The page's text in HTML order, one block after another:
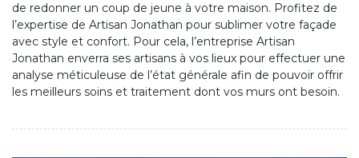
de redonner un coup de jeune à votre maison. Profitez de
l’expertise de Artisan Jonathan pour sublimer votre façade
avec style et confort. Pour cela, l’entreprise Artisan
Jonathan enverra ses artisans à vos lieux pour effectuer une
analyse méticuleuse de l’état générale afin de pouvoir offrir
les meilleurs soins et traitement dont vos murs ont besoin.